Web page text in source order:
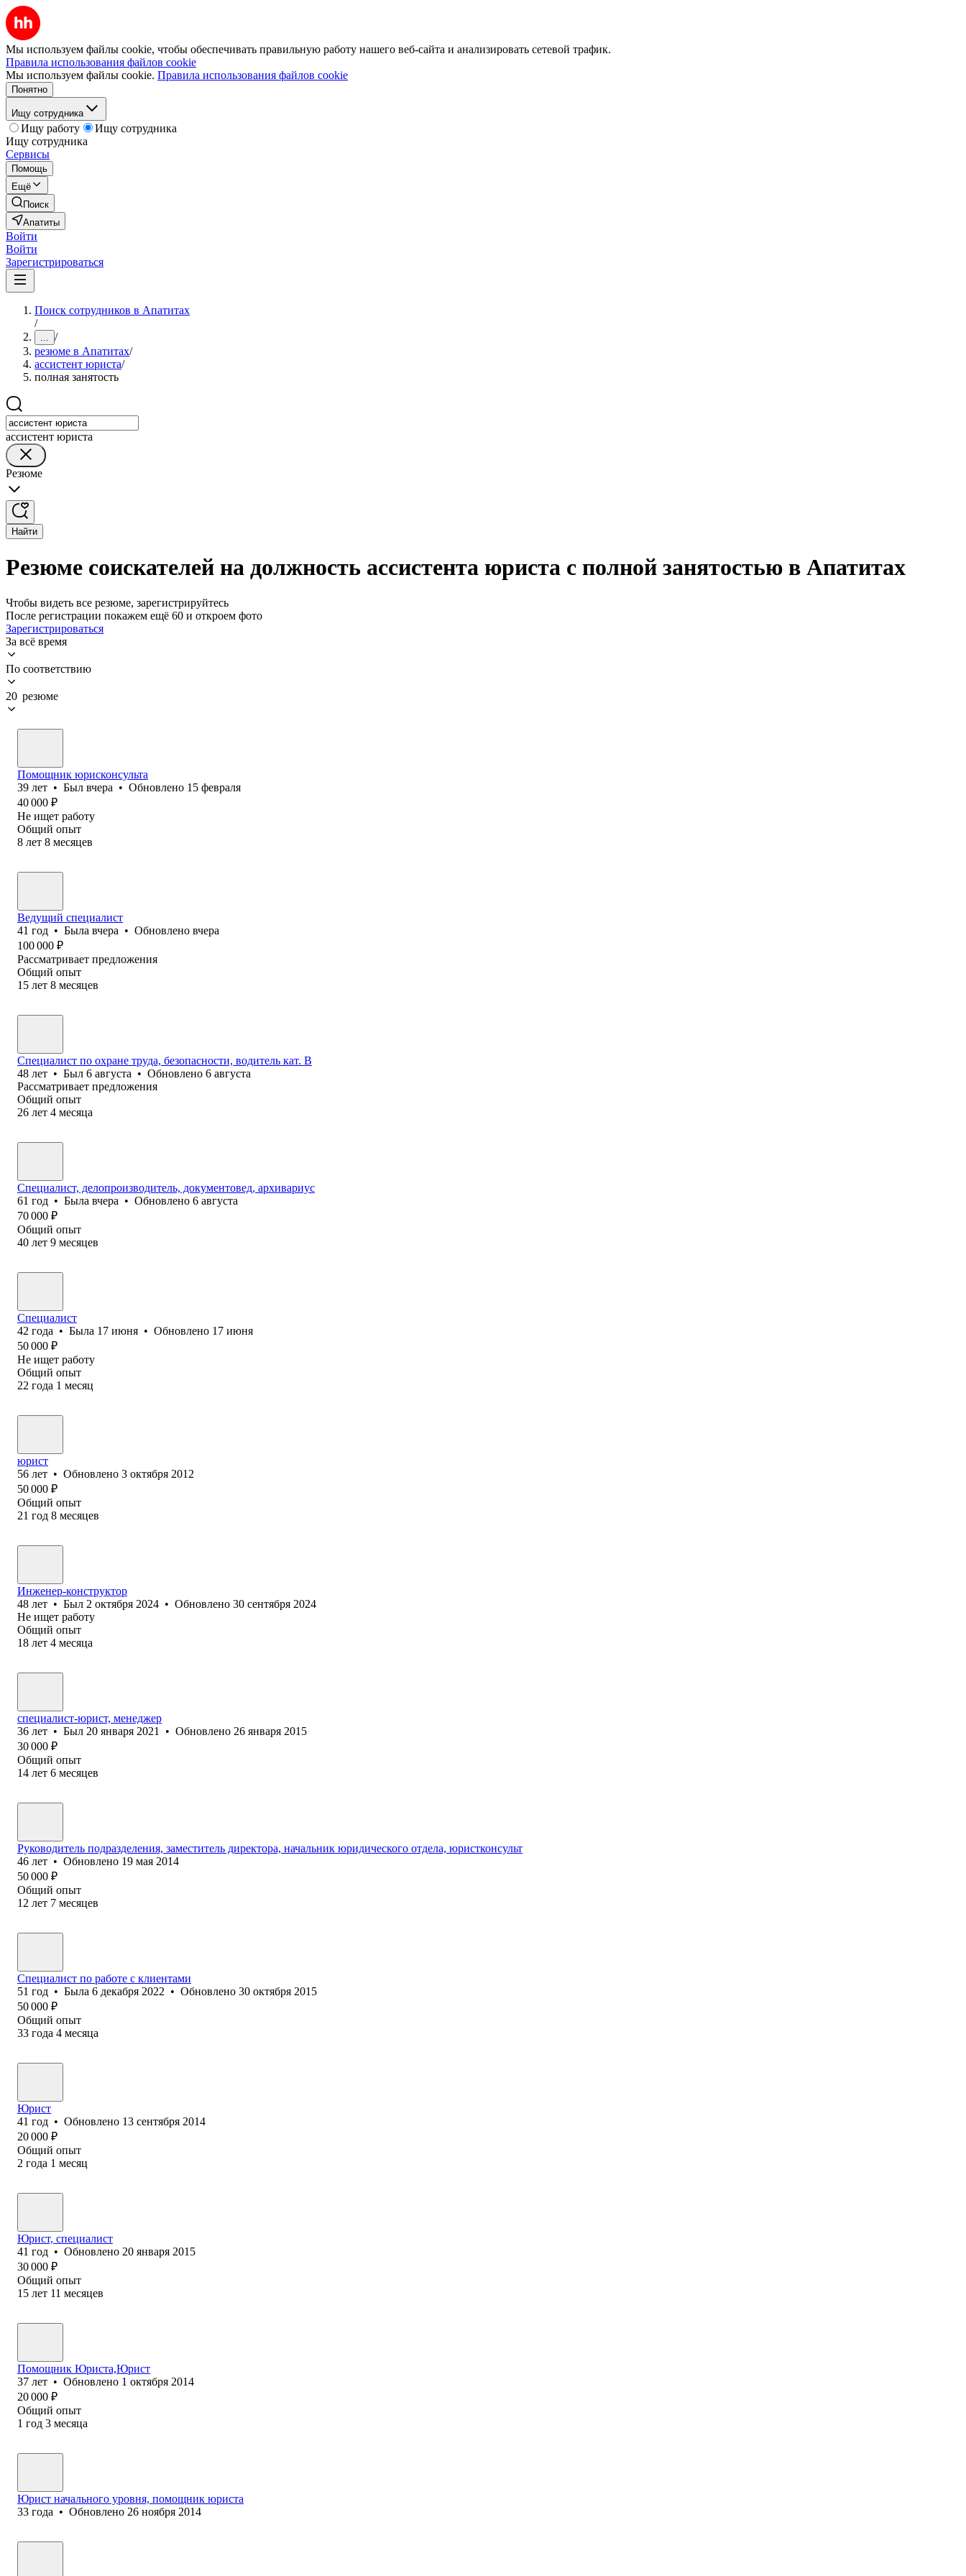
Мы используем файлы cookie, чтобы обеспечивать правильную работу нашего веб-сайта и анализировать сетевой трафик.
Правила использования файлов cookie
Мы используем файлы cookie. Правила использования файлов cookie
Понятно
Ищу сотрудника
Ищу работу
Ищу сотрудника
Ищу сотрудника
Сервисы
Помощь
Ещё
Поиск
Апатиты
Войти
Войти
Зарегистрироваться
Поиск сотрудников в Апатитах
/
... /
резюме в Апатитах/
ассистент юриста/
полная занятость
ассистент юриста
Резюме
Найти
Резюме соискателей на должность ассистента юриста с полной занятостью в Апатитах
Чтобы видеть все резюме, зарегистрируйтесь
После регистрации покажем ещё 60 и откроем фото
Зарегистрироваться
За всё время
По соответствию
20 резюме
Помощник юрисконсульта
39 лет • Был вчера • Обновлено 15 февраля
40 000 ₽
Не ищет работу
Общий опыт
8 лет 8 месяцев
Ведущий специалист
41 год • Была вчера • Обновлено вчера
100 000 ₽
Рассматривает предложения
Общий опыт
15 лет 8 месяцев
Специалист по охране труда, безопасности, водитель кат. В
48 лет • Был 6 августа • Обновлено 6 августа
Рассматривает предложения
Общий опыт
26 лет 4 месяца
Специалист, делопроизводитель, документовед, архивариус
61 год • Была вчера • Обновлено 6 августа
70 000 ₽
Общий опыт
40 лет 9 месяцев
Специалист
42 года • Была 17 июня • Обновлено 17 июня
50 000 ₽
Не ищет работу
Общий опыт
22 года 1 месяц
юрист
56 лет • Обновлено 3 октября 2012
50 000 ₽
Общий опыт
21 год 8 месяцев
Инженер-конструктор
48 лет • Был 2 октября 2024 • Обновлено 30 сентября 2024
Не ищет работу
Общий опыт
18 лет 4 месяца
специалист-юрист, менеджер
36 лет • Был 20 января 2021 • Обновлено 26 января 2015
30 000 ₽
Общий опыт
14 лет 6 месяцев
Руководитель подразделения, заместитель директора, начальник юридического отдела, юристконсульт
46 лет • Обновлено 19 мая 2014
50 000 ₽
Общий опыт
12 лет 7 месяцев
Специалист по работе с клиентами
51 год • Была 6 декабря 2022 • Обновлено 30 октября 2015
50 000 ₽
Общий опыт
33 года 4 месяца
Юрист
41 год • Обновлено 13 сентября 2014
20 000 ₽
Общий опыт
2 года 1 месяц
Юрист, специалист
41 год • Обновлено 20 января 2015
30 000 ₽
Общий опыт
15 лет 11 месяцев
Помощник Юриста,Юрист
37 лет • Обновлено 1 октября 2014
20 000 ₽
Общий опыт
1 год 3 месяца
Юрист начального уровня, помощник юриста
33 года • Обновлено 26 ноября 2014